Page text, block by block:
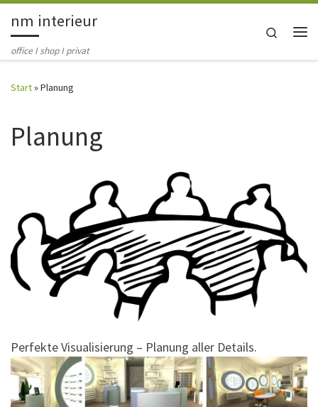
Zum Inhalt springen
nm interieur
office I shop I privat
Search
Start»Planung
Planung
Perfekte Visualisierung – Planung aller Details.